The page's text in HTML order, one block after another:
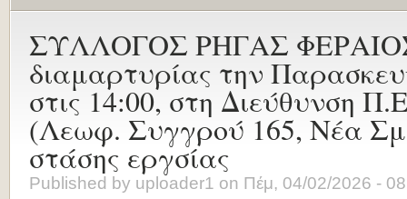
ΣΥΛΛΟΓΟΣ ΡΗΓΑΣ
διαμαρτυρίας την
στις 14:00, στη Διεύθυνση
(Λεωφ. Συγγρού 165, Νέα
στάσης εργσίας
Published by uploader1 on Πέμ, 04/02/2026 -